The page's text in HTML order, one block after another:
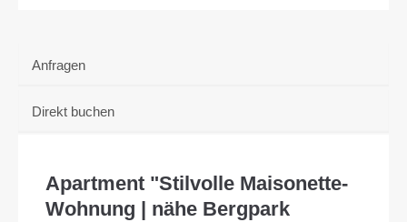
Anfragen
Direkt buchen
Apartment "Stilvolle Maisonette-
Wohnung | nähe Bergpark